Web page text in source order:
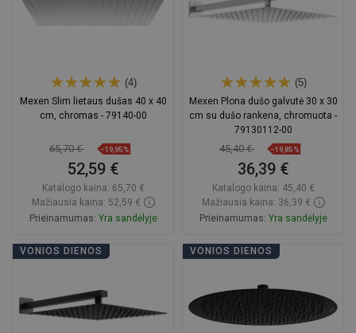
(4)
Mexen Slim lietaus dušas 40 x 40
cm, chromas - 79140-00
65,70 € −19,95%
52,59 €
Katalogo kaina: 65,70 €
Mažiausia kaina: 52,59 €
Prieinamumas: Yra sandėlyje
Į krepšelį
(5)
Mexen Plona dušo galvutė 30 x 30
cm su dušo rankena, chromuota -
79130112-00
45,40 € −19,85%
36,39 €
Katalogo kaina: 45,40 €
Mažiausia kaina: 36,39 €
Prieinamumas: Yra sandėlyje
Į krepšelį
VONIOS DIENOS VONIOS DIENOS